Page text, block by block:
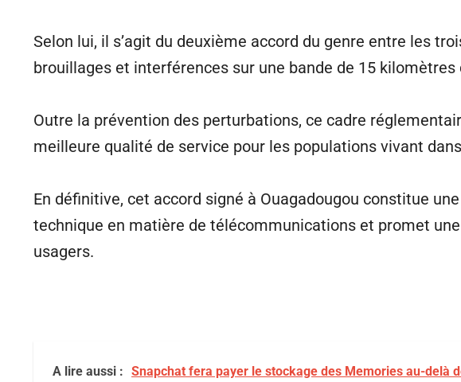
Selon lui, il s’agit du deuxième accord du genre entre les
brouillages et interférences sur une bande de 15
Outre la prévention des perturbations, ce cadre
meilleure qualité de service pour les populations vivant
En définitive, cet accord signé à Ouagadougou constitue
technique en matière de télécommunications et promet
usagers.
A lire aussi : Snapchat fera payer le stockage des Memories au-delà